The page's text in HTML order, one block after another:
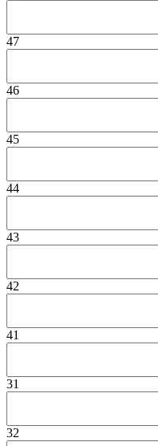
47
46
45
44
43
42
41
31
32